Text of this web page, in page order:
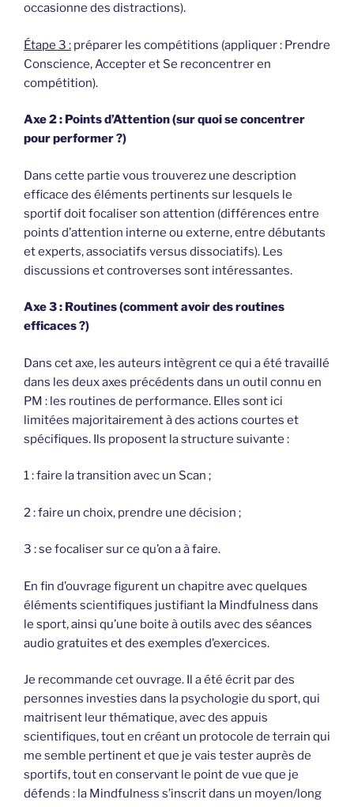
occasionne des distractions).
Étape 3 : préparer les compétitions (appliquer : Prendre
Conscience, Accepter et Se reconcentrer en
compétition).
Axe 2 : Points d’Attention (sur quoi se concentrer
pour performer ?)
Dans cette partie vous trouverez une description
efficace des éléments pertinents sur lesquels le
sportif doit focaliser son attention (différences entre
points d’attention interne ou externe, entre débutants
et experts, associatifs versus dissociatifs). Les
discussions et controverses sont intéressantes.
Axe 3 : Routines (comment avoir des routines
efficaces ?)
Dans cet axe, les auteurs intègrent ce qui a été travaillé
dans les deux axes précédents dans un outil connu en
PM : les routines de performance. Elles sont ici
limitées majoritairement à des actions courtes et
spécifiques. Ils proposent la structure suivante :
1 : faire la transition avec un Scan ;
2 : faire un choix, prendre une décision ;
3 : se focaliser sur ce qu’on a à faire.
En fin d’ouvrage figurent un chapitre avec quelques
éléments scientifiques justifiant la Mindfulness dans
le sport, ainsi qu’une boite à outils avec des séances
audio gratuites et des exemples d’exercices.
Je recommande cet ouvrage. Il a été écrit par des
personnes investies dans la psychologie du sport, qui
maitrisent leur thématique, avec des appuis
scientifiques, tout en créant un protocole de terrain qui
me semble pertinent et que je vais tester auprès de
sportifs, tout en conservant le point de vue que je
défends : la Mindfulness s’inscrit dans un moyen/long